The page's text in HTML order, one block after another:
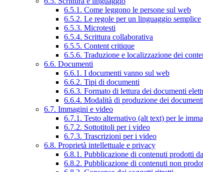
6.5.1. Come leggono le persone sul web
6.5.2. Le regole per un linguaggio semplice
6.5.3. Microtesti
6.5.4. Scrittura collaborativa
6.5.5. Content critique
6.5.6. Traduzione e localizzazione dei
6.6. Documenti
6.6.1. I documenti vanno sul web
6.6.2. Tipi di documenti
6.6.3. Formato di lettura dei documenti
6.6.4. Modalità di produzione dei documenti
6.7. Immagini e video
6.7.1. Testo alternativo (alt text) per le
6.7.2. Sottotitoli per i video
6.7.3. Trascrizioni per i video
6.8. Proprietà intellettuale e privacy
6.8.1. Pubblicazione di contenuti prodotti
6.8.2. Pubblicazione di contenuti non